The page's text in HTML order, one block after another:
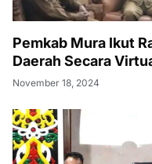
Pemkab Mura Ikut
Daerah Secara
November 18, 2024